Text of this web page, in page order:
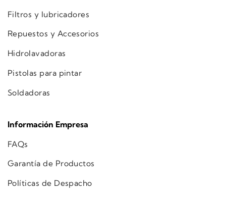
Filtros y lubricadores
Repuestos y Accesorios
Hidrolavadoras
Pistolas para pintar
Soldadoras
Información Empresa
FAQs
Garantía de Productos
Políticas de Despacho